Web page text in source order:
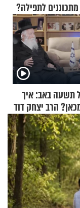
לתפילה?
תשעה באב: איך
הרב יצחק דוד
מיוחדת